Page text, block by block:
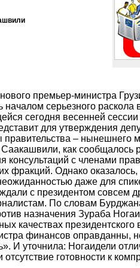
премьер-министра
началом серьезного раскола
сегодня весенней
для утверждения
правительства – нынешнего
как сообщалось
консультаций с членами
фракций. Однако
даже для
с президентом совсем
По словам
назначения Зураба
качествах
финансов оправданны,
И уточнила: Ногаидели
отсутствие готовности к